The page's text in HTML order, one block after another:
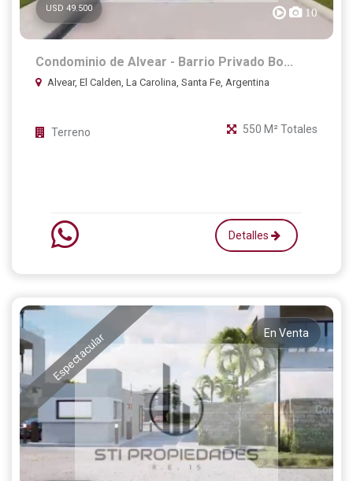
USD 49.500 10
Condominio de Alvear - Barrio Privado Bo...
Alvear, El Calden, La Carolina, Santa Fe, Argentina
Terreno 550 M² Totales
Detalles
Espectacular En Venta